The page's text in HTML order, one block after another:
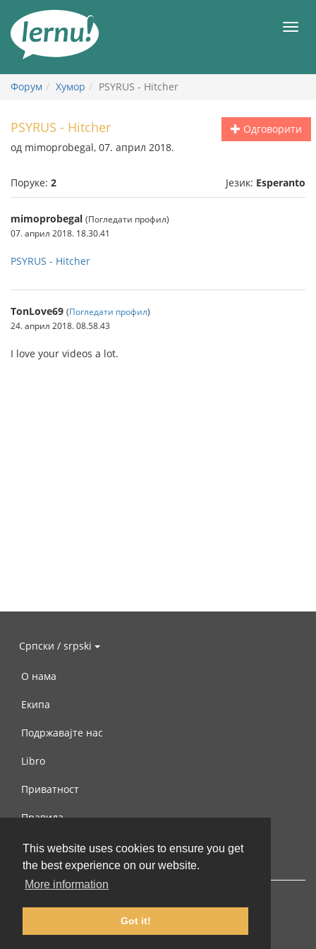
This website uses cookies to ensure you get
the best experience on our website.
More information
Got it!
садржају
Форум Хумор PSYRUS - Hitcher
Одговорити
PSYRUS - Hitcher
од mimoprobegal, 07. април 2018.
Поруке: 2 Језик: Esperanto
mimoprobegal (Погледати профил)
07. април 2018. 18.30.41
PSYRUS - Hitcher
TonLove69 (Погледати профил)
24. април 2018. 08.58.43
I love your videos a lot.
Српски / srpski
О нама
Екипа
Подржавајте нас
Libro
Приватност
Правила
Контактирајте нас
© 2002-2026 lernu.net |Impressum